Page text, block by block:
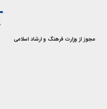
مجوز از وزارت فرهنگ و ارشاد اسلامی